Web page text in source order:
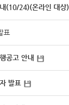
(10/24)(온라인 대상)
표​
공고 안내
발표